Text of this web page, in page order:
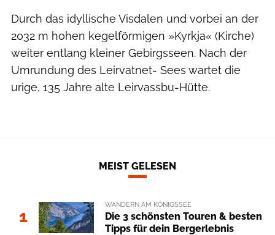
​Durch das idyllische Visdalen und vorbei an der
2032 m hohen kegelförmigen »Kyrkja« (Kirche)
weiter entlang kleiner Gebirgsseen. Nach der
Umrundung des Leirvatnet- Sees wartet die
urige, 135 Jahre alte Leirvassbu-Hütte.
MEIST GELESEN
1
WANDERN AM KÖNIGSSEE
Die 3 schönsten Touren & besten
Tipps für dein Bergerlebnis